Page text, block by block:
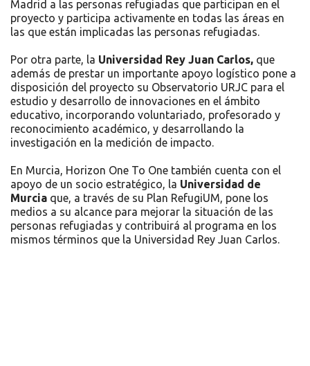
Madrid a las personas refugiadas que participan en el
proyecto y participa activamente en todas las áreas en
las que están implicadas las personas refugiadas.
Por otra parte, la Universidad Rey Juan Carlos, que
además de prestar un importante apoyo logístico pone a
disposición del proyecto su Observatorio URJC para el
estudio y desarrollo de innovaciones en el ámbito
educativo, incorporando voluntariado, profesorado y
reconocimiento académico, y desarrollando la
investigación en la medición de impacto.
En Murcia, Horizon One To One también cuenta con el
apoyo de un socio estratégico, la Universidad de
Murcia que, a través de su Plan RefugiUM, pone los
medios a su alcance para mejorar la situación de las
personas refugiadas y contribuirá al programa en los
mismos términos que la Universidad Rey Juan Carlos.